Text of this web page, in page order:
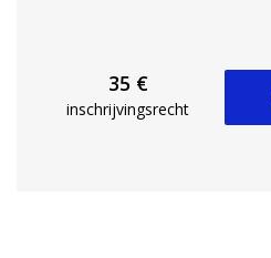
35 €
inschrijvingsrecht